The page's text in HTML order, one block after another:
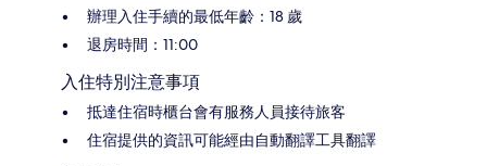
辦理入住手續的最低年齡：18 歲
退房時間：11:00
入住特別注意事項
抵達住宿時櫃台會有服務人員接待旅客
住宿提供的資訊可能經由自動翻譯工具翻譯